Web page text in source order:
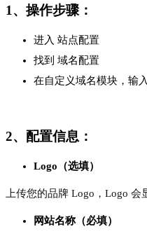
1、操作步骤：
进入 站点配置
找到 域名配置
在自定义域名模块，输
2、配置信息：
Logo（选填）
上传您的品牌 Logo，Logo 会
网站名称（必填）